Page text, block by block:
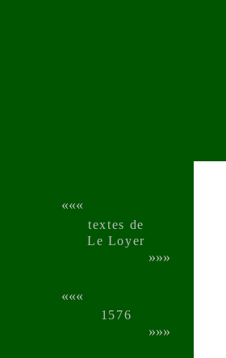
«««
textes de
Le Loyer
»»»
«««
1576
»»»